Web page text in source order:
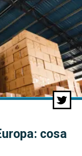
cosa